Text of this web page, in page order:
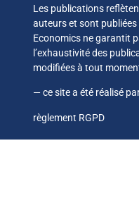
Les publications
auteurs et sont
Economics ne garantit
l’exhaustivité des
modifiées à tout
— ce site a été réalisé
règlement RGPD